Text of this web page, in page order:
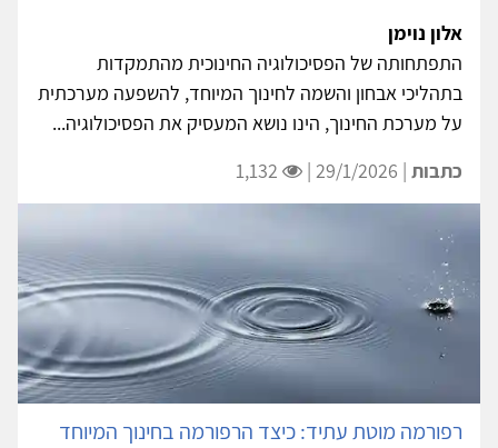
אלון נוימן
התפתחותה של הפסיכולוגיה החינוכית מהתמקדות
בתהליכי אבחון והשמה לחינוך המיוחד, להשפעה מערכתית
על מערכת החינוך, הינו נושא המעסיק את הפסיכולוגיה...
כתבות | 29/1/2026 |
רפורמה מוטת עתיד: כיצד הרפורמה בחינוך המיוחד